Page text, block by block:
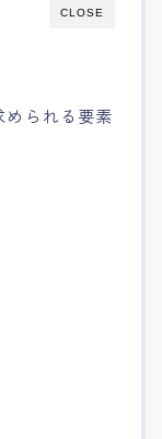
法
ト
CLOSE
られる要素